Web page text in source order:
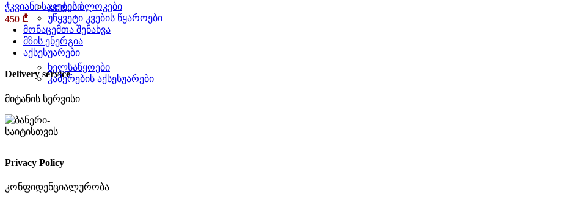
კვების ბლოკები
უწყვეტი კვების წყაროები
მონაცემთა შენახვა
მზის ენერგია
აქსესუარები
ხელსაწყოები
კამერების აქსესუარები
ჭკვიანი საკეტები
450 ₾
Delivery service
მიტანის სერვისი
Privacy Policy
კონფიდენციალურობა